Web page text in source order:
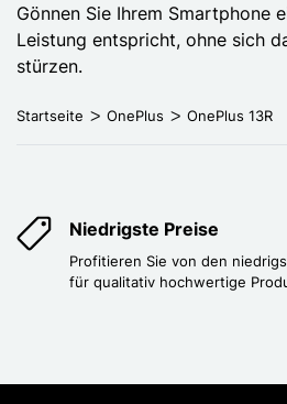
Gönnen Sie Ihrem Smartphone
Leistung entspricht, ohne sich
stürzen.
Startseite OnePlus OnePlus 13R
Niedrigste Preise
Profitieren Sie von den
für qualitativ hochwertige